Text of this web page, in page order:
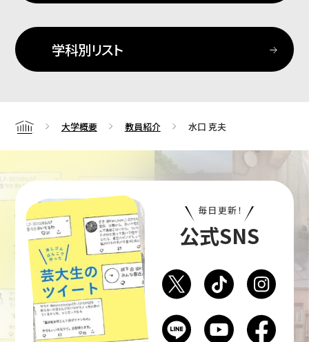
学科別リスト
Home 大学概要 教員紹介 水口 克夫
毎日更新！
公式SNS